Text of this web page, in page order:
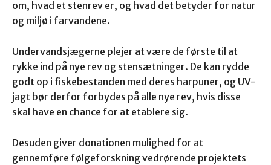
om, hvad et stenrev er, og hvad det betyder for natur
og miljø i farvandene.
Undervandsjægerne plejer at være de første til at
rykke ind på nye rev og stensætninger. De kan rydde
godt op i fiskebestanden med deres harpuner, og UV-
jagt bør derfor forbydes på alle nye rev, hvis disse
skal have en chance for at etablere sig.
Desuden giver donationen mulighed for at
gennemføre følgeforskning vedrørende projektets